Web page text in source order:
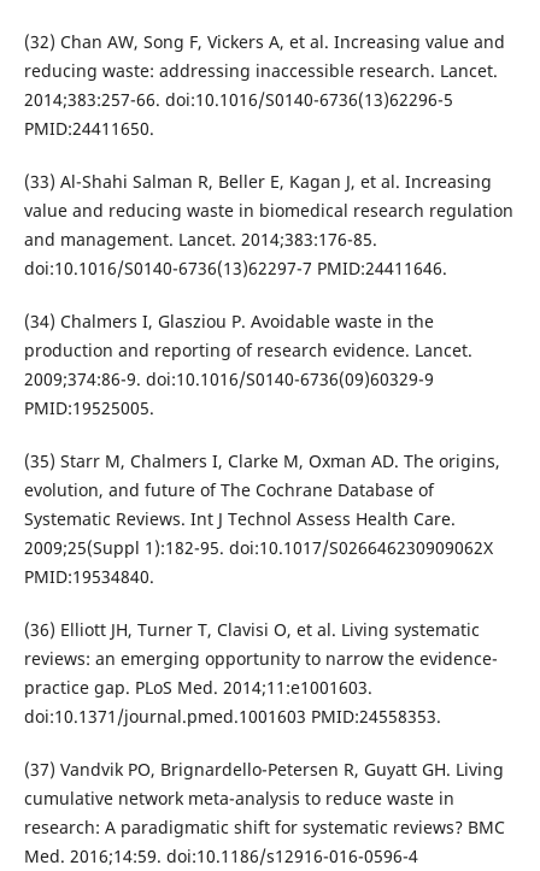
(32) Chan AW, Song F, Vickers A, et al. Increasing value and
reducing waste: addressing inaccessible research. Lancet.
2014;383:257-66. doi:10.1016/S0140-6736(13)62296-5
PMID:24411650.
(33) Al-Shahi Salman R, Beller E, Kagan J, et al. Increasing
value and reducing waste in biomedical research regulation
and management. Lancet. 2014;383:176-85.
doi:10.1016/S0140-6736(13)62297-7 PMID:24411646.
(34) Chalmers I, Glasziou P. Avoidable waste in the
production and reporting of research evidence. Lancet.
2009;374:86-9. doi:10.1016/S0140-6736(09)60329-9
PMID:19525005.
(35) Starr M, Chalmers I, Clarke M, Oxman AD. The origins,
evolution, and future of The Cochrane Database of
Systematic Reviews. Int J Technol Assess Health Care.
2009;25(Suppl 1):182-95. doi:10.1017/S026646230909062X
PMID:19534840.
(36) Elliott JH, Turner T, Clavisi O, et al. Living systematic
reviews: an emerging opportunity to narrow the evidence-
practice gap. PLoS Med. 2014;11:e1001603.
doi:10.1371/journal.pmed.1001603 PMID:24558353.
(37) Vandvik PO, Brignardello-Petersen R, Guyatt GH. Living
cumulative network meta-analysis to reduce waste in
research: A paradigmatic shift for systematic reviews? BMC
Med. 2016;14:59. doi:10.1186/s12916-016-0596-4